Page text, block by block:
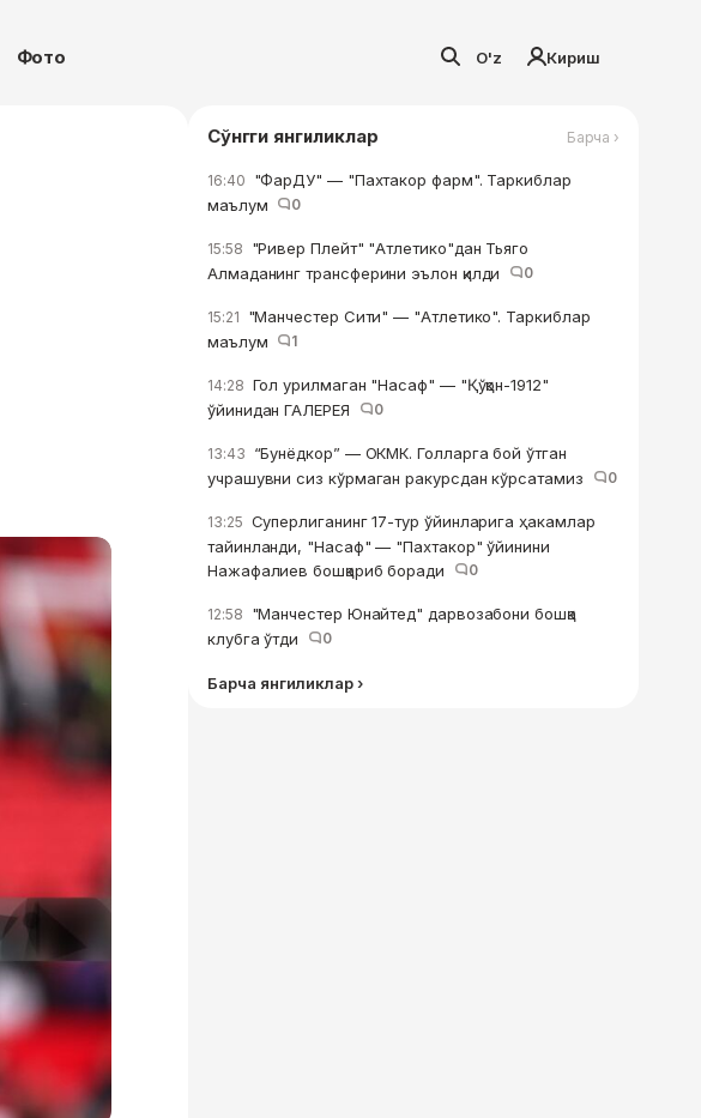
Фото O'z Кириш
Сўнгги янгиликлар Барча ›
16:40 "ФарДУ" — "Пахтакор фарм". Таркиблар
маълум
0
15:58 "Ривер Плейт" "Атлетико"дан Тьяго
Алмаданинг трансферини эълон қилди
0
15:21 "Манчестер Сити" — "Атлетико". Таркиблар
маълум
1
14:28 Гол урилмаган "Насаф" — "Қўқон-1912"
ўйинидан ГАЛЕРЕЯ
0
13:43 “Бунёдкор” — ОКМК. Голларга бой ўтган
учрашувни сиз кўрмаган ракурсдан кўрсатамиз
0
13:25 Суперлиганинг 17-тур ўйинларига ҳакамлар
тайинланди, "Насаф" — "Пахтакор" ўйинини
Нажафалиев бошқариб боради
0
12:58 "Манчестер Юнайтед" дарвозабони бошқа
клубга ўтди
0
Барча янгиликлар ›